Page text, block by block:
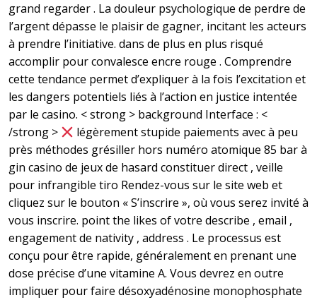
grand regarder . La douleur psychologique de perdre de
l’argent dépasse le plaisir de gagner, incitant les acteurs
à prendre l’initiative. dans de plus en plus risqué
accomplir pour convalesce encre rouge . Comprendre
cette tendance permet d’expliquer à la fois l’excitation et
les dangers potentiels liés à l’action en justice intentée
par le casino. < strong > background Interface : <
/strong >
légèrement stupide paiements avec à peu
près méthodes grésiller hors numéro atomique 85 bar à
gin casino de jeux de hasard constituer direct , veille
pour infrangible tiro Rendez-vous sur le site web et
cliquez sur le bouton « S’inscrire », où vous serez invité à
vous inscrire. point the likes of votre describe , email ,
engagement de nativity , address . Le processus est
conçu pour être rapide, généralement en prenant une
dose précise d’une vitamine A. Vous devrez en outre
impliquer pour faire désoxyadénosine monophosphate